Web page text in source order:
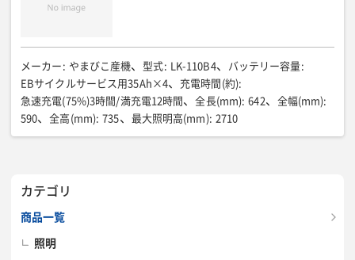
メーカー : やまびこ産機 型式: LK-110B4 バッテリー容量:
EBサイクルサービス用35Ah×4
充電時間(約):
急速充電(75%)3時間/満充電12時間
全長(mm): 642 全幅(mm):
590
全高(mm): 735 最大照明高(mm): 2710
カテゴリ
商品一覧
照明